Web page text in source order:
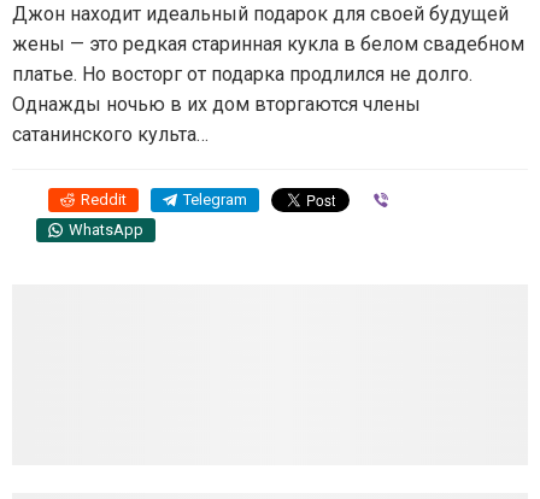
Джон находит идеальный подарок для своей будущей
жены — это редкая старинная кукла в белом свадебном
платье. Но восторг от подарка продлился не долго.
Однажды ночью в их дом вторгаются члены
сатанинского культа…
Reddit Telegram
WhatsApp